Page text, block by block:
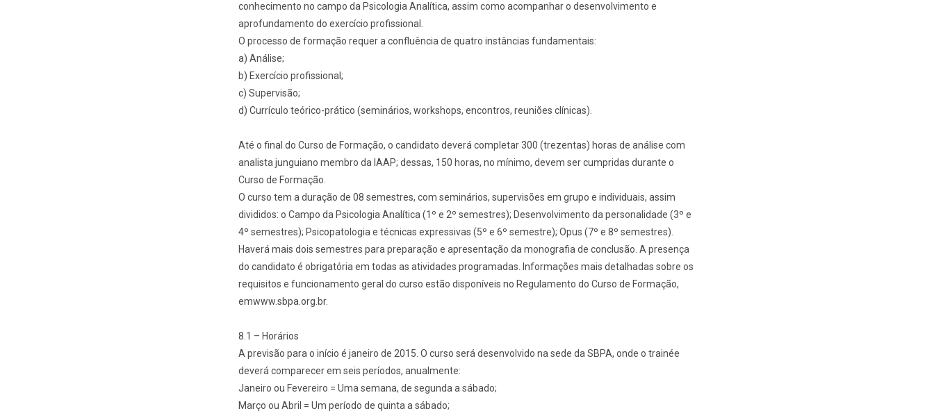
conhecimento no campo da Psicologia Analítica, assim como acompanhar o desenvolvimento e
aprofundamento do exercício profissional.
O processo de formação requer a confluência de quatro instâncias fundamentais:
a) Análise;
b) Exercício profissional;
c) Supervisão;
d) Currículo teórico-prático (seminários, workshops, encontros, reuniões clínicas).
Até o final do Curso de Formação, o candidato deverá completar 300 (trezentas) horas de análise com
analista junguiano membro da IAAP; dessas, 150 horas, no mínimo, devem ser cumpridas durante o
Curso de Formação.
O curso tem a duração de 08 semestres, com seminários, supervisões em grupo e individuais, assim
divididos: o Campo da Psicologia Analítica (1º e 2º semestres); Desenvolvimento da personalidade (3º e
4º semestres); Psicopatologia e técnicas expressivas (5º e 6º semestre); Opus (7º e 8º semestres).
Haverá mais dois semestres para preparação e apresentação da monografia de conclusão. A presença
do candidato é obrigatória em todas as atividades programadas. Informações mais detalhadas sobre os
requisitos e funcionamento geral do curso estão disponíveis no Regulamento do Curso de Formação,
emwww.sbpa.org.br.
8.1 – Horários
A previsão para o início é janeiro de 2015. O curso será desenvolvido na sede da SBPA, onde o trainée
deverá comparecer em seis períodos, anualmente:
Janeiro ou Fevereiro = Uma semana, de segunda a sábado;
Março ou Abril = Um período de quinta a sábado;